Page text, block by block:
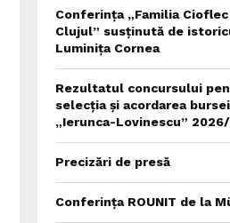
Conferința „Familia Cioflec
Clujul” susținută de
Luminița Cornea
Rezultatul concursului
selecția și acordarea bursei
„Ierunca-Lovinescu”
Precizări de presă
Conferința ROUNIT de la